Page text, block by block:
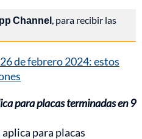
Channel, para recibir las
de febrero 2024: estos
para placas terminadas en 9
para placas